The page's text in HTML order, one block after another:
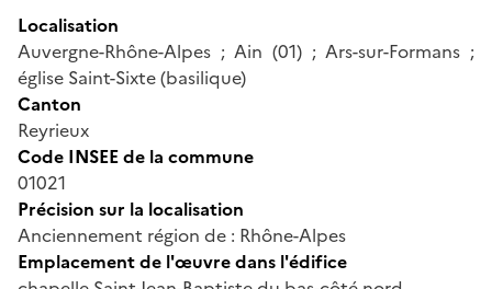
Localisation
Auvergne-Rhône-Alpes ; Ain (01) ; Ars-sur-Formans ;
église Saint-Sixte (basilique)
Canton
Reyrieux
Code INSEE de la commune
01021
Précision sur la localisation
Anciennement région de : Rhône-Alpes
Emplacement de l'œuvre dans l'édifice